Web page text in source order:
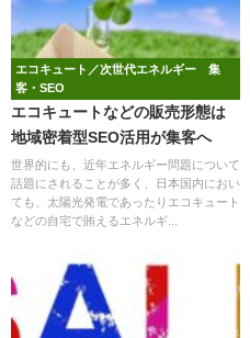
エコキュート／次世代エネルギー 集
客・SEO
エコキュートなどの販売形態は
地域密着型SEO活用が集客へ
世界的にも、近年エネルギー問題について
話題にされることが多く、日本国内におい
ても、太陽光発電であったりエコキュート
などの自宅で賄えるエネルギ...